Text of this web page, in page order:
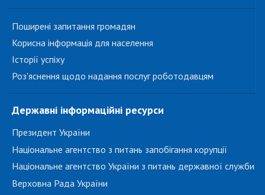
Поширені запитання громадян
Корисна інформація для населення
Історії успіху
Роз'яснення щодо надання послуг роботодавцям
Державні інформаційні ресурси
Президент України
Національне агентство з питань запобігання корупції
Національне агентство України з питань державної служби
Верховна Рада України